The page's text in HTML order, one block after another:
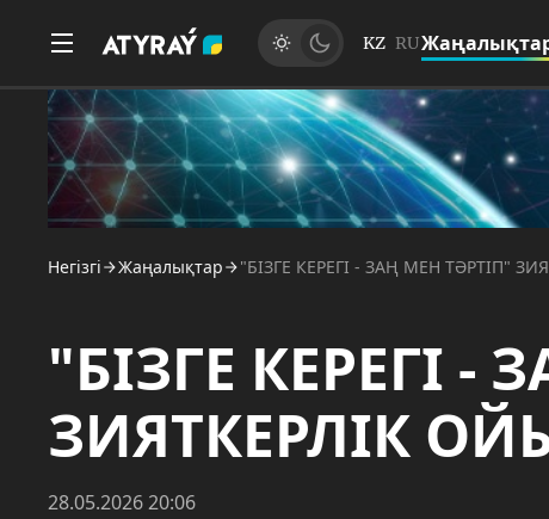
KZ RU
Негізгі Жаңалықтар "БІЗГЕ КЕРЕГІ - ЗАҢ МЕН ТӘРТІП"
"БІЗГЕ КЕРЕГІ -
ЗИЯТКЕРЛІК
28.05.2026 20:06